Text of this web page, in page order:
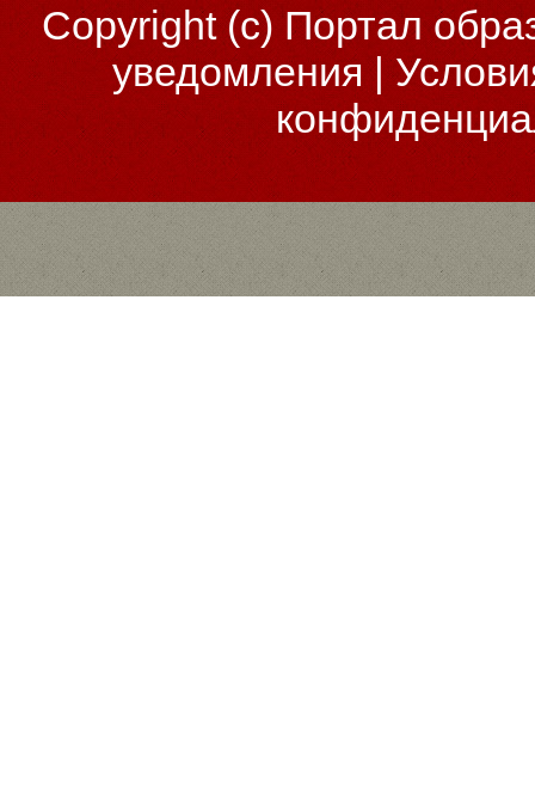
Copyright (c)Портал
уведомления |